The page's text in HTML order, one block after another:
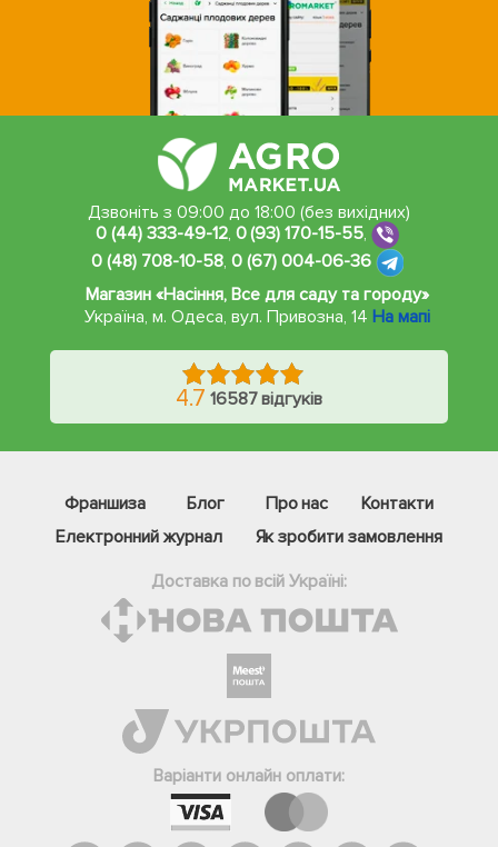
Дзвоніть з 09:00 до 18:00 (без вихідних)
0 (44) 333-49-12, 0 (93) 170-15-55,
0 (48) 708-10-58, 0 (67) 004-06-36
Магазин «Насіння, Все для саду та городу»
Україна, м. Одеса,вул. Привозна, 14 На мапі
4.7 16587 відгуків
Франшиза Блог Про нас
Контакти
Електронний журнал
Як зробити замовлення
Доставка по всій Україні:
Варіанти онлайн оплати:
Телеграм
Вайбер